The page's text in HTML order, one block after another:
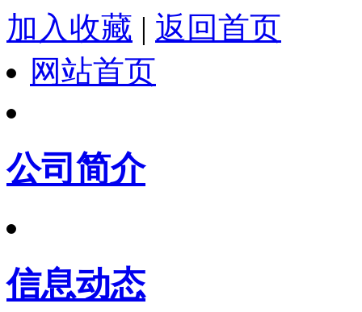
加入收藏 | 返回首页
网站首页
公司简介
信息动态